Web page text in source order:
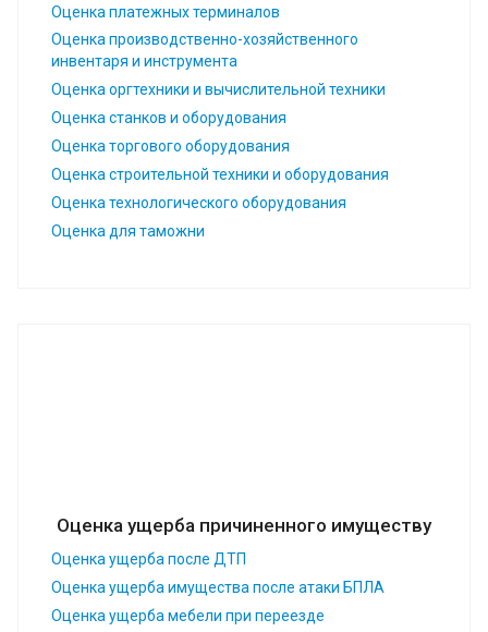
Оценка платежных терминалов
Оценка производственно-хозяйственного
инвентаря и инструмента
Оценка оргтехники и вычислительной техники
Оценка станков и оборудования
Оценка торгового оборудования
Оценка строительной техники и оборудования
Оценка технологического оборудования
Оценка для таможни
Оценка ущерба причиненного имуществу
Оценка ущерба после ДТП
Оценка ущерба имущества после атаки БПЛА
Оценка ущерба мебели при переезде